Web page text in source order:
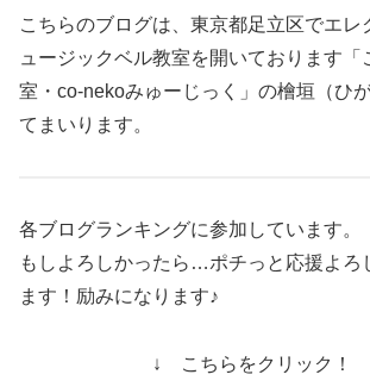
こちらのブログは、東京都足立区でエレ
ュージックベル教室を開いております「
室・co-nekoみゅーじっく」の檜垣（ひ
てまいります。
各ブログランキングに参加しています。
もしよろしかったら…ポチっと応援よろ
ます！励みになります♪
↓ こちらをクリック！